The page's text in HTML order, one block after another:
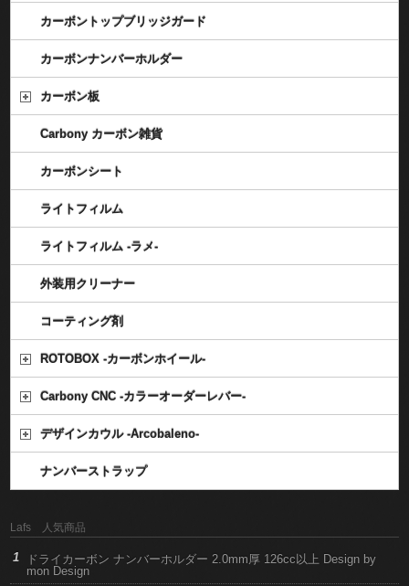
カーボントップブリッジガード
カーボンナンバーホルダー
カーボン板
Carbony カーボン雑貨
カーボンシート
ライトフィルム
ライトフィルム -ラメ-
外装用クリーナー
コーティング剤
ROTOBOX -カーボンホイール-
Carbony CNC -カラーオーダーレバー-
デザインカウル -Arcobaleno-
ナンバーストラップ
Lafs 人気商品
ドライカーボン ナンバーホルダー 2.0mm厚 126cc以上 Design by
mon Design